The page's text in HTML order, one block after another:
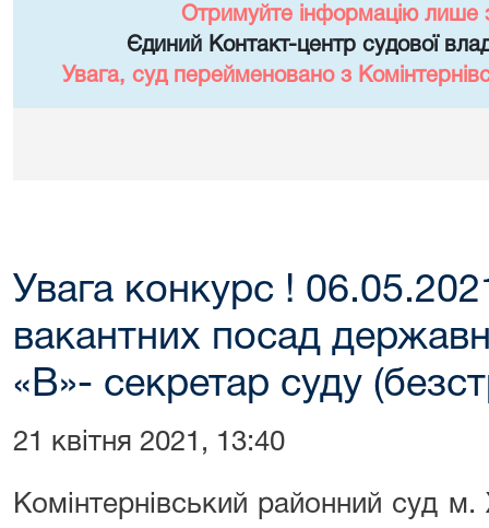
Отримуйте інформацію лише
Єдиний Контакт-центр судової
Увага, суд перейменовано з
Увага конкурс !
вакантних посад
«В»- секретар суду
21 квітня 2021, 13:40
Комінтернівський районний суд